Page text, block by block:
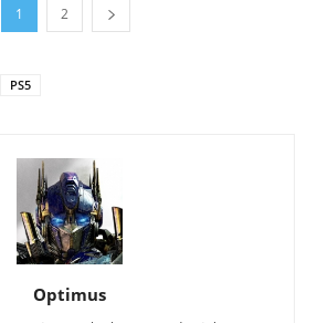
1 2
PS5
Optimus